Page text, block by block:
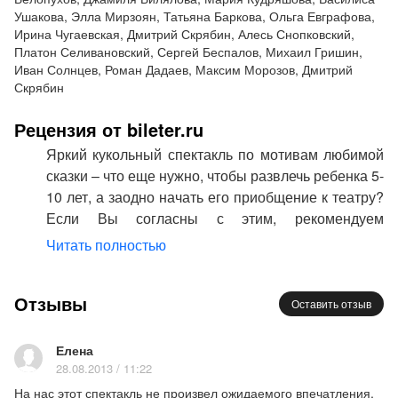
Ну а что было с Емелей по щучьему-то велению -
тайна до времени. Событий обещаем множество,
да каких! Но была бы сказка – будет и конец. И,
конечно, счастливый.
Режиссёр– Виктор Сударушкин
Действующие лица и исполнители:
Сергей Евгранов, Элла Мирзоян, Игорь
Ушаков, Вадим Белопухов, Джамиля Билялова,
Мария Кудряшова, Василиса Ушакова, Элла
Мирзоян, Татьяна Баркова, Ольга Евграфова,
Снопковский, Платон Селивановский, Сергей
Беспалов, Михаил Гришин, Иван Солнцев, Роман
Ушакова, Элла Мирзоян, Татьяна Баркова, Ольга Евграфова,
Ирина Чугаевская, Дмитрий Скрябин, Алесь Снопковский,
Платон Селивановский, Сергей Беспалов, Михаил Гришин,
Иван Солнцев, Роман Дадаев, Максим Морозов, Дмитрий
Скрябин
Рецензия от bileter.ru
Яркий кукольный спектакль по мотивам любимой
сказки – что еще нужно, чтобы развлечь ребенка 5-
10 лет, а заодно начать его приобщение к театру?
Если Вы согласны с этим, рекомендуем
посмотреть вместе с ребенком спектакль «Сказка
мотивам русской сказки про всем известного
говорящую щуку. Поучительная и очень веселая
история придется по вкусу как малышам, так и
ребятам постарше, да и родители не соскучатся.
Читать полностью
Отзывы Оставить отзыв
Елена
28.08.2013 / 11:22
На нас этот спектакль не произвел ожидаемого впечатления.